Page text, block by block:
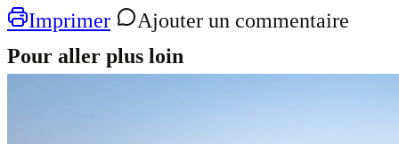
Imprimer
Ajouter un commentaire
Pour aller plus loin